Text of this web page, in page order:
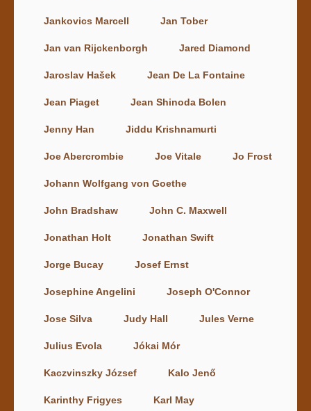
Jankovics Marcell Jan Tober
Jan van Rijckenborgh Jared Diamond
Jaroslav Hašek Jean De La Fontaine
Jean Piaget Jean Shinoda Bolen
Jenny Han Jiddu Krishnamurti
Joe Abercrombie Joe Vitale Jo Frost
Johann Wolfgang von Goethe
John Bradshaw John C. Maxwell
Jonathan Holt Jonathan Swift
Jorge Bucay Josef Ernst
Josephine Angelini Joseph O'Connor
Jose Silva Judy Hall Jules Verne
Julius Evola Jókai Mór
Kaczvinszky József Kalo Jenő
Karinthy Frigyes Karl May